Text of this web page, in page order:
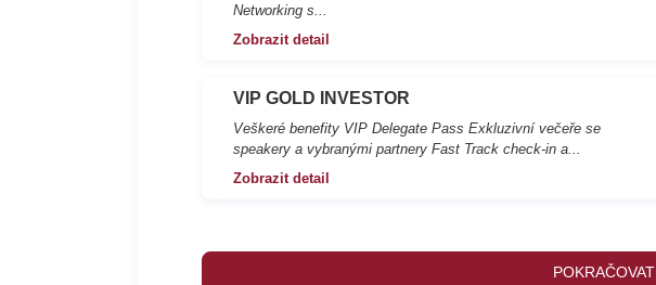
Networking s...
Zobrazit detail
VIP GOLD INVESTOR
Veškeré benefity VIP Delegate Pass Exkluzivní večeře se
speakery a vybranými partnery Fast Track check-in a...
Zobrazit detail
POKRAČOVAT